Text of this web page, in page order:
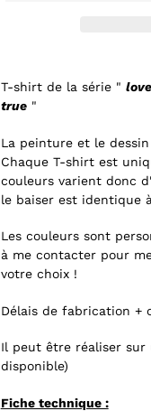
T-shirt de la série "
true"
La peinture et le
Chaque T-shirt est
couleurs varient donc
le baiser est identique
Les couleurs sont
à me contacter pour
votre choix !
Délais de fabrication +
Il peut être réaliser sur
disponible)
Fiche technique :